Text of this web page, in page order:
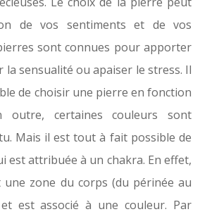
de vos sentiments et de vos
sont connues pour apporter
la sensualité ou apaiser le stress. Il
de choisir une pierre en fonction
outre, certaines couleurs sont
Mais il est tout à fait possible de
est attribuée à un chakra. En effet,
une zone du corps (du périnée au
est associé à une couleur. Par